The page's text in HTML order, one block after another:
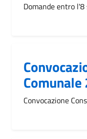
Domande entro
Convocazione